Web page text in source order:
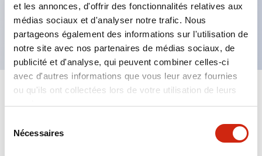
et les annonces, d'offrir des fonctionnalités relatives aux
médias sociaux et d'analyser notre trafic. Nous
partageons également des informations sur l'utilisation de
notre site avec nos partenaires de médias sociaux, de
publicité et d'analyse, qui peuvent combiner celles-ci
avec d'autres informations que vous leur avez fournies
ou qu'ils ont collectées lors de votre utilisation de leurs
services.
Nécessaires
Conforme RoHS, conception sans plomb,
Approuvé UL NIDS, conforme cUL, TUV, CE
Spécifications